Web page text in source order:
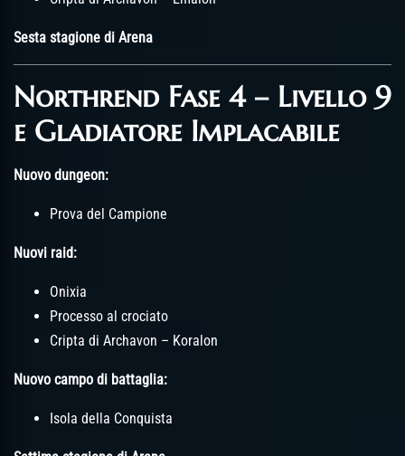
Sesta stagione di Arena
Northrend Fase 4 – Livello 9
e Gladiatore Implacabile
Nuovo dungeon:
Prova del Campione
Nuovi raid:
Onixia
Processo al crociato
Cripta di Archavon – Koralon
Nuovo campo di battaglia:
Isola della Conquista